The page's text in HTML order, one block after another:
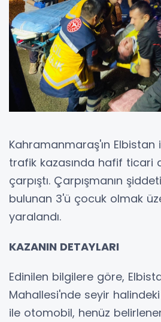
Kahramanmaraş'ın
trafik kazasında hafif ticari
çarpıştı. Çarpışmanın
bulunan 3'ü çocuk olmak
yaralandı.
KAZANIN DETAYLARI
Edinilen bilgilere göre,
Mahallesi'nde seyir
ile otomobil, henüz